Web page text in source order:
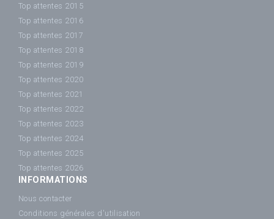
Top attentes 2015
Top attentes 2016
Top attentes 2017
Top attentes 2018
Top attentes 2019
Top attentes 2020
Top attentes 2021
Top attentes 2022
Top attentes 2023
Top attentes 2024
Top attentes 2025
Top attentes 2026
INFORMATIONS
Nous contacter
Conditions générales d'utilisation